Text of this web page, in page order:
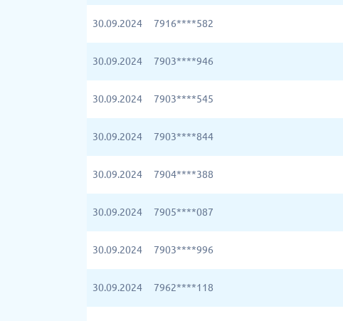
30.09.2024 7916****582
30.09.2024 7903****946
30.09.2024 7903****545
30.09.2024 7903****844
30.09.2024 7904****388
30.09.2024 7905****087
30.09.2024 7903****996
30.09.2024 7962****118